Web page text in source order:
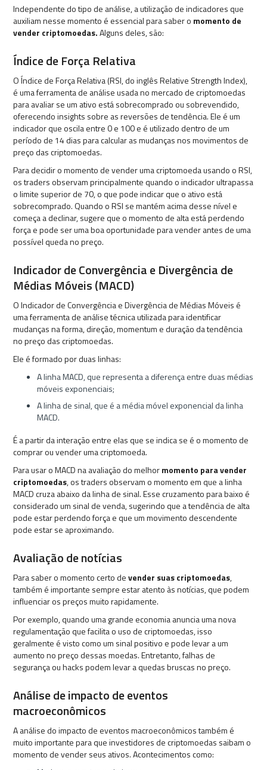
Independente do tipo de análise, a utilização de indicadores que
auxiliam nesse momento é essencial para saber o momento de
vender criptomoedas.Alguns deles, são:
Índice de Força Relativa
O Índice de Força Relativa (RSI, do inglês Relative Strength Index),
é uma ferramenta de análise usada no mercado de criptomoedas
para avaliar se um ativo está sobrecomprado ou sobrevendido,
oferecendo insights sobre as reversões de tendência. Ele é um
indicador que oscila entre 0 e 100 e é utilizado dentro de um
período de 14 dias para calcular as mudanças nos movimentos de
preço das criptomoedas.
Para decidir o momento de vender uma criptomoeda usando o RSI,
os traders observam principalmente quando o indicador ultrapassa
o limite superior de 70, o que pode indicar que o ativo está
sobrecomprado. Quando o RSI se mantém acima desse nível e
começa a declinar, sugere que o momento de alta está perdendo
força e pode ser uma boa oportunidade para vender antes de uma
possível queda no preço.
Indicador de Convergência e Divergência de
Médias Móveis (MACD)
O Indicador de Convergência e Divergência de Médias Móveis é
uma ferramenta de análise técnica utilizada para identificar
mudanças na forma, direção, momentum e duração da tendência
no preço das criptomoedas.
Ele é formado por duas linhas:
A linha MACD, que representa a diferença entre duas médias
móveis exponenciais;
A linha de sinal, que é a média móvel exponencial da linha
MACD.
É a partir da interação entre elas que se indica se é o momento de
comprar ou vender uma criptomoeda.
Para usar o MACD na avaliação do melhormomento para vender
criptomoedas, os traders observam o momento em que a linha
MACD cruza abaixo da linha de sinal. Esse cruzamento para baixo é
considerado um sinal de venda, sugerindo que a tendência de alta
pode estar perdendo força e que um movimento descendente
pode estar se aproximando.
Avaliação de notícias
Para saber o momento certo devender suas criptomoedas,
também é importante sempre estar atento às notícias, que podem
influenciar os preços muito rapidamente.
Por exemplo, quando uma grande economia anuncia uma nova
regulamentação que facilita o uso de criptomoedas, isso
geralmente é visto como um sinal positivo e pode levar a um
aumento no preço dessas moedas. Entretanto, falhas de
segurança ou hacks podem levar a quedas bruscas no preço.
Análise de impacto de eventos
macroeconômicos
A análise do impacto de eventos macroeconômicos também é
muito importante para que investidores de criptomoedas saibam o
momento de vender seus ativos. Acontecimentos como: